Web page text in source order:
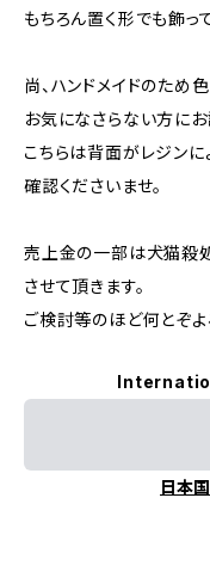
もちろん置く形でも飾っ
尚、ハンドメイドのため
お気になさらない方にお
こちらは背面がレジンに
確認くださいませ。
売上金の一部は犬猫殺
させて頂きます。
ご検討等のほど何とぞよ
日本